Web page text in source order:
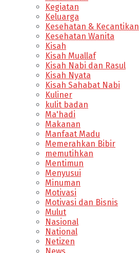
Kegiatan
Keluarga
Kesehatan & Kecantikan
Kesehatan Wanita
Kisah
Kisah Muallaf
Kisah Nabi dan Rasul
Kisah Nyata
Kisah Sahabat Nabi
Kuliner
kulit badan
Ma'hadi
Makanan
Manfaat Madu
Memerahkan Bibir
memutihkan
Mentimun
Menyusui
Minuman
Motivasi
Motivasi dan Bisnis
Mulut
Nasional
National
Netizen